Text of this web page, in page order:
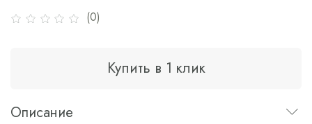
(0)
Купить в 1 клик
Описание